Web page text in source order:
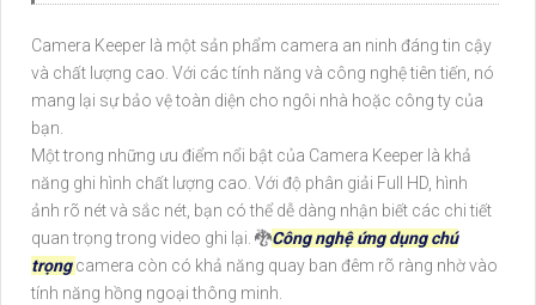
Camera Keeper là một sản phẩm camera an ninh đáng tin cậy
và chất lượng cao. Với các tính năng và công nghệ tiên tiến, nó
mang lại sự bảo vệ toàn diện cho ngôi nhà hoặc công ty của
bạn.
Một trong những ưu điểm nổi bật của Camera Keeper là khả
năng ghi hình chất lượng cao. Với độ phân giải Full HD, hình
ảnh rõ nét và sắc nét, bạn có thể dễ dàng nhận biết các chi tiết
quan trọng trong video ghi lại. 🐉️Công nghệ ứng dụng chú
trọngcamera còn có khả năng quay ban đêm rõ ràng nhờ vào
tính năng hồng ngoại thông minh.